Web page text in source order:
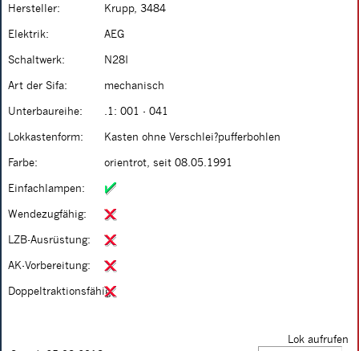
Hersteller: Krupp, 3484
Elektrik: AEG
Schaltwerk: N28I
Art der Sifa: mechanisch
Unterbaureihe: .1: 001 - 041
Lokkastenform: Kasten ohne Verschlei?pufferbohlen
Farbe: orientrot, seit 08.05.1991
Einfachlampen:
Wendezugfähig:
LZB-Ausrüstung:
AK-Vorbereitung:
Doppeltraktionsfähig:
Lok aufrufen